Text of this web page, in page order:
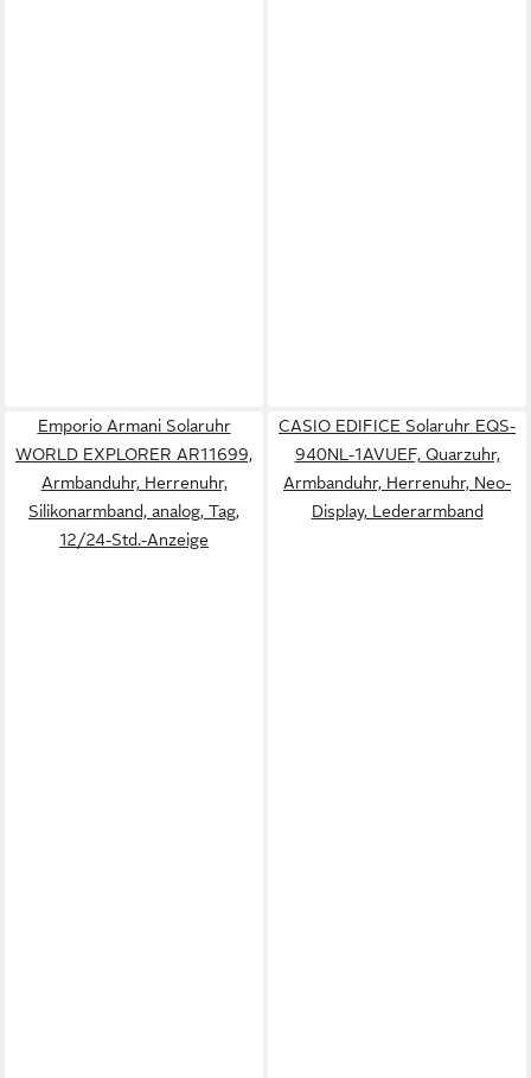
Emporio Armani Solaruhr
WORLD EXPLORER AR11699,
Armbanduhr, Herrenuhr,
Silikonarmband, analog, Tag,
12/24-Std.-Anzeige
CASIO EDIFICE Solaruhr EQS-
940NL-1AVUEF, Quarzuhr,
Armbanduhr, Herrenuhr, Neo-
Display, Lederarmband